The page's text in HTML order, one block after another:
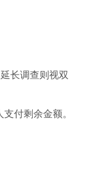
长调查则视双
付剩余金额。